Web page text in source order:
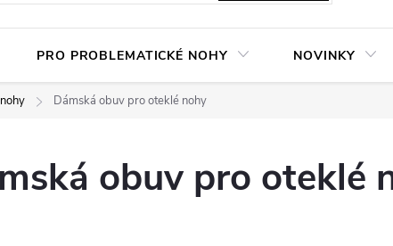
PRO PROBLEMATICKÉ NOHY NOVINKY
Dámská obuv pro oteklé nohy
obuv pro oteklé